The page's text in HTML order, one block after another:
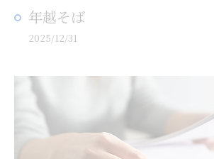
年越そば
2025/12/31